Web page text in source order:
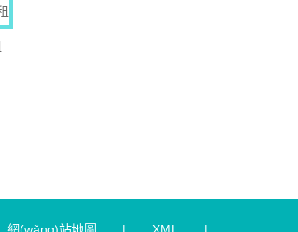
網(wǎng)站地圖 | XML |